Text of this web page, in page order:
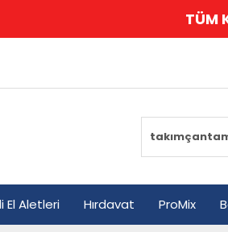
TÜM
El Aletleri Hırdavat ProMix